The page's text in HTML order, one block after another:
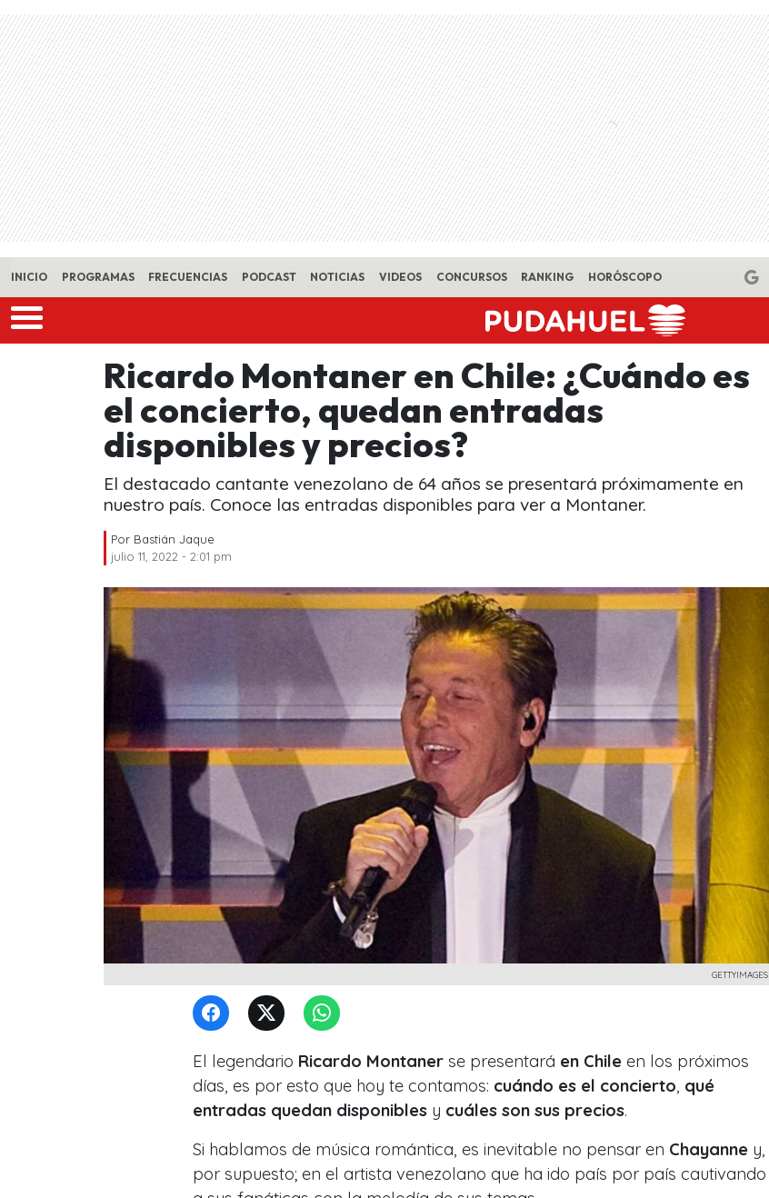
Skip to main content
INICIO PROGRAMAS FRECUENCIAS PODCAST NOTICIAS VIDEOS CONCURSOS RANKING HORÓSCOPO
Ricardo Montaner en Chile: ¿Cuándo es
el concierto, quedan entradas
disponibles y precios?
El destacado cantante venezolano de 64 años se presentará próximamente en
nuestro país. Conoce las entradas disponibles para ver a Montaner.
Por Bastián Jaque
julio 11, 2022 - 2:01 pm
GETTYIMAGES
El legendario Ricardo Montaner se presentará en Chile en los próximos
días, es por esto que hoy te contamos: cuándo es el concierto qué
entradas quedan disponibles y cuáles son sus precios.
Si hablamos de música romántica, es inevitable no pensar en Chayanne y,
por supuesto; en el artista venezolano que ha ido país por país cautivando